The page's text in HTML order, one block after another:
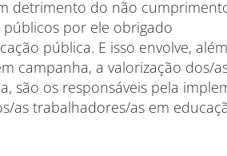
detrimento do não
por ele obrigado
pública. E isso envolve,
campanha, a valorização dos/
são os responsáveis pela
as trabalhadores/as em